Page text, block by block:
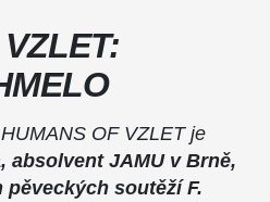
OF VZLET je
absolvent JAMU v Brně,
soutěží F.